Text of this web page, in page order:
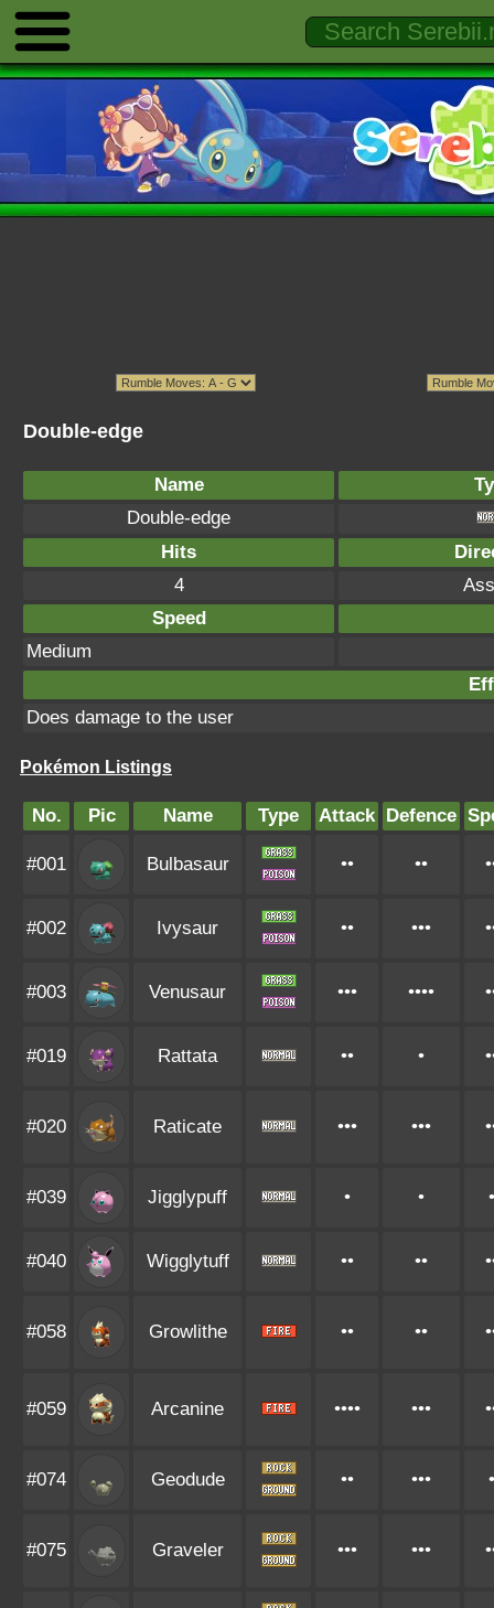
Double-edge
Name
Double-edge
Hits
4
Speed
Medium
Does damage to the user
Pokémon Listings
No. Pic Name Type Attack Defence
#001 Bulbasaur •• ••
#002 Ivysaur •• •••
#003 Venusaur ••• ••••
#019 Rattata •• •
#020 Raticate ••• •••
#039 Jigglypuff • •
#040 Wigglytuff •• ••
#058 Growlithe •• ••
#059 Arcanine •••• •••
#074 Geodude •• •••
#075 Graveler ••• •••